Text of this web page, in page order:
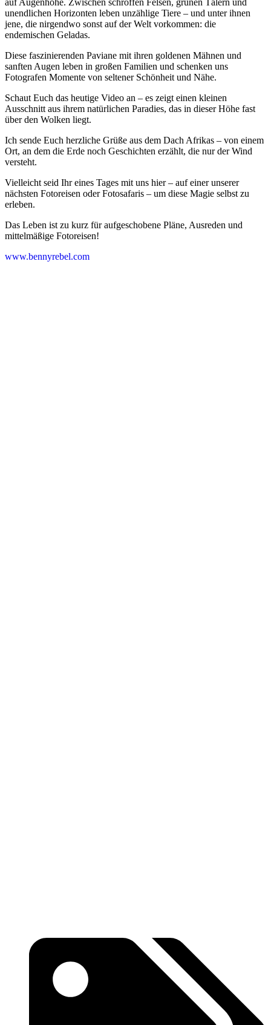
unendlichen Horizonten leben unzählige Tiere – und unter ihnen
jene, die nirgendwo sonst auf der Welt vorkommen: die
endemischen Geladas.
Diese faszinierenden Paviane mit ihren goldenen Mähnen und
sanften Augen leben in großen Familien und schenken uns
Fotografen Momente von seltener Schönheit und Nähe.
Schaut Euch das heutige Video an – es zeigt einen kleinen
Ausschnitt aus ihrem natürlichen Paradies, das in dieser Höhe fast
über den Wolken liegt.
Ich sende Euch herzliche Grüße aus dem Dach Afrikas – von einem
Ort, an dem die Erde noch Geschichten erzählt, die nur der Wind
versteht.
Vielleicht seid Ihr eines Tages mit uns hier – auf einer unserer
nächsten Fotoreisen oder Fotosafaris – um diese Magie selbst zu
erleben.
Das Leben ist zu kurz für aufgeschobene Pläne, Ausreden und
mittelmäßige Fotoreisen!
www.bennyrebel.com